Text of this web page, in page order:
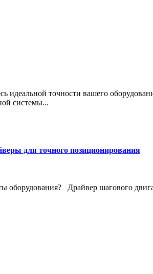
идеальной точности вашего
системы...
для точного позиционирования
оборудования? Драйвер шагового